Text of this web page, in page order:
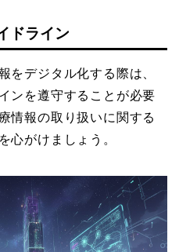
ドライン
をデジタル化する際は、
ンを遵守することが必要
情報の取り扱いに関する
心がけましょう。